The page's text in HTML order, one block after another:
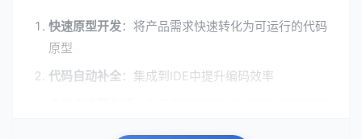
快速原型开发：将产品需求快速转化为可运行的代码
原型
代码自动补全：集成到IDE中提升编码效率